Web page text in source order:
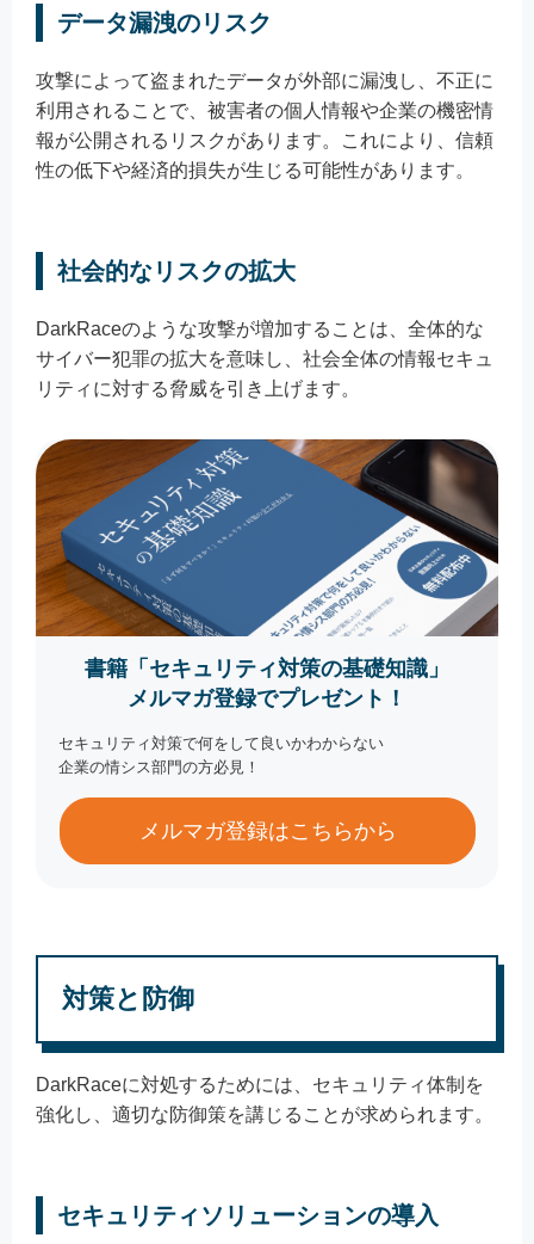
データ漏洩のリスク
攻撃によって盗まれたデータが外部に漏洩し、不正に
利用されることで、被害者の個人情報や企業の機密情
報が公開されるリスクがあります。これにより、信頼
性の低下や経済的損失が生じる可能性があります。
社会的なリスクの拡大
DarkRaceのような攻撃が増加することは、全体的な
サイバー犯罪の拡大を意味し、社会全体の情報セキュ
リティに対する脅威を引き上げます。
書籍「セキュリティ対策の基礎知識」
メルマガ登録でプレゼント！
セキュリティ対策で何をして良いかわからない
企業の情シス部門の方必見！
メルマガ登録はこちらから
対策と防御
DarkRaceに対処するためには、セキュリティ体制を
強化し、適切な防御策を講じることが求められます。
セキュリティソリューションの導入